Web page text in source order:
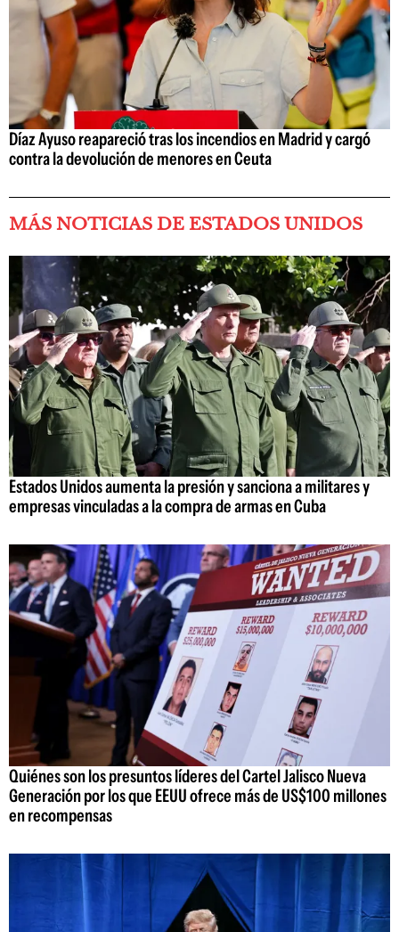
Díaz Ayuso reapareció tras los incendios en Madrid y cargó
contra la devolución de menores en Ceuta
MÁS NOTICIAS DE ESTADOS UNIDOS
Estados Unidos aumenta la presión y sanciona a militares y
empresas vinculadas a la compra de armas en Cuba
Quiénes son los presuntos líderes del Cartel Jalisco Nueva
Generación por los que EEUU ofrece más de US$100 millones
en recompensas